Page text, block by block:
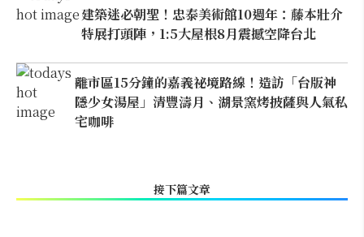
建築迷必朝聖！忠泰美術館10週年：藤本壯介
特展打頭陣，1:5大屋根8月震撼空降台北
離市區15分鐘的嘉義祕境路線！造訪「台版神
隱少女湯屋」清豐濤月、湖景窯烤披薩與人氣私
宅咖啡
接下篇文章